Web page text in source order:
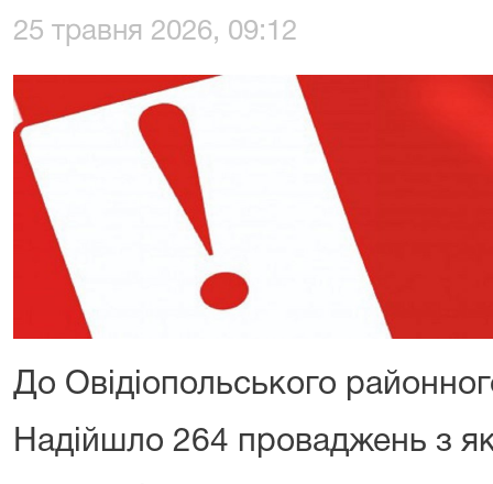
25 травня 2026, 09:12
До Овідіопольського
Надійшло 264 проваджень з